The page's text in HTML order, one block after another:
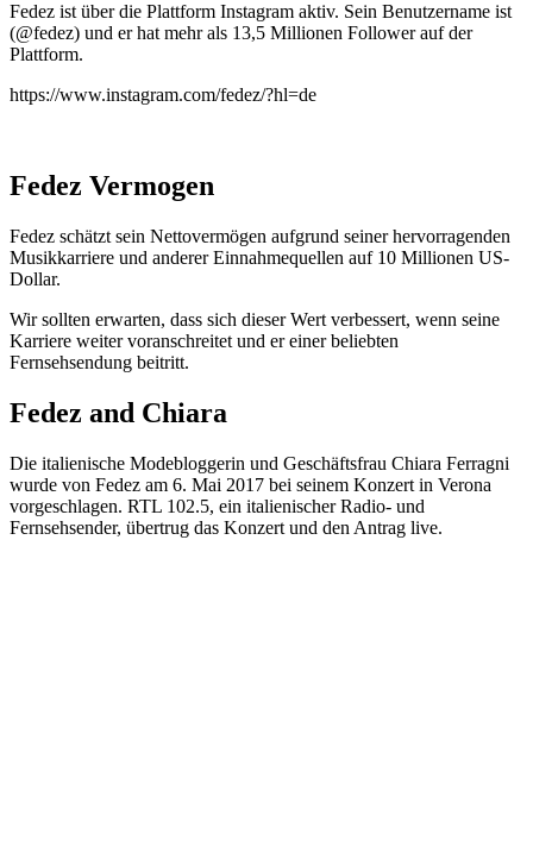
Fedez ist über die Plattform Instagram aktiv. Sein Benutzername ist
(@fedez) und er hat mehr als 13,5 Millionen Follower auf der
Plattform.
https://www.instagram.com/fedez/?hl=de
Fedez Vermogen
Fedez schätzt sein Nettovermögen aufgrund seiner hervorragenden
Musikkarriere und anderer Einnahmequellen auf 10 Millionen US-
Dollar.
Wir sollten erwarten, dass sich dieser Wert verbessert, wenn seine
Karriere weiter voranschreitet und er einer beliebten
Fernsehsendung beitritt.
Fedez and Chiara
Die italienische Modebloggerin und Geschäftsfrau Chiara Ferragni
wurde von Fedez am 6. Mai 2017 bei seinem Konzert in Verona
vorgeschlagen. RTL 102.5, ein italienischer Radio- und
Fernsehsender, übertrug das Konzert und den Antrag live.